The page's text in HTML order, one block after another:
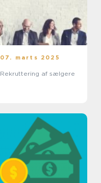
07. marts 2025
Rekruttering af sælgere